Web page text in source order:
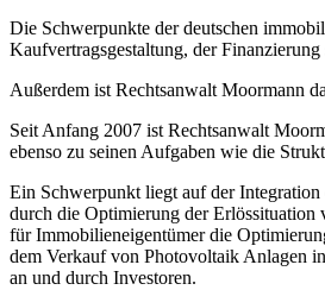
Die Schwerpunkte der deutschen
Kaufvertragsgestaltung, der
Außerdem ist Rechtsanwalt Moormann
Seit Anfang 2007 ist Rechtsanwalt
ebenso zu seinen Aufgaben wie die
Ein Schwerpunkt liegt auf der
durch die Optimierung der Erlössituation
für Immobilieneigentümer die
dem Verkauf von Photovoltaik Anlagen
an und durch Investoren.